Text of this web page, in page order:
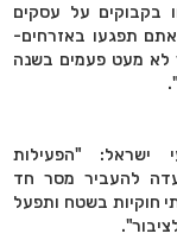
בקבוקים על עסקים
תפגעו באזרחים-
מעט פעמים בשנה
"הפעילות
להעביר מסר חד
חוקיות בשטח ותפעל